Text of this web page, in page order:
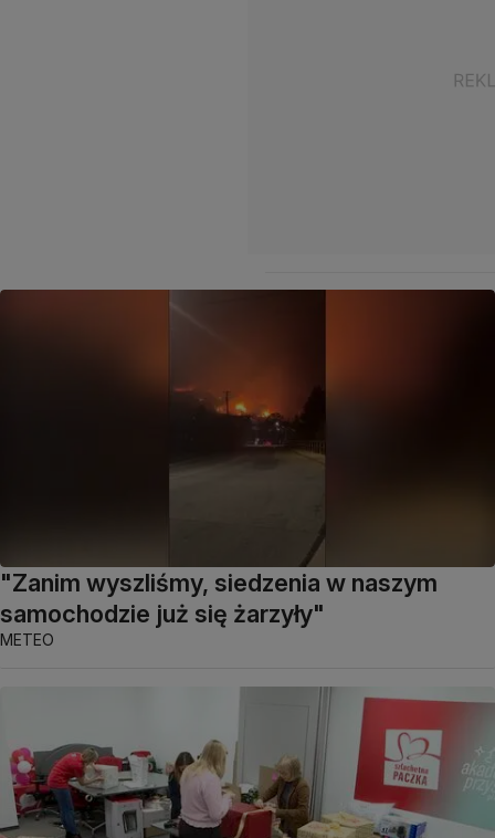
"Zanim wyszliśmy, siedzenia w naszym
samochodzie już się żarzyły"
METEO